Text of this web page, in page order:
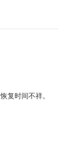
复时间不祥。